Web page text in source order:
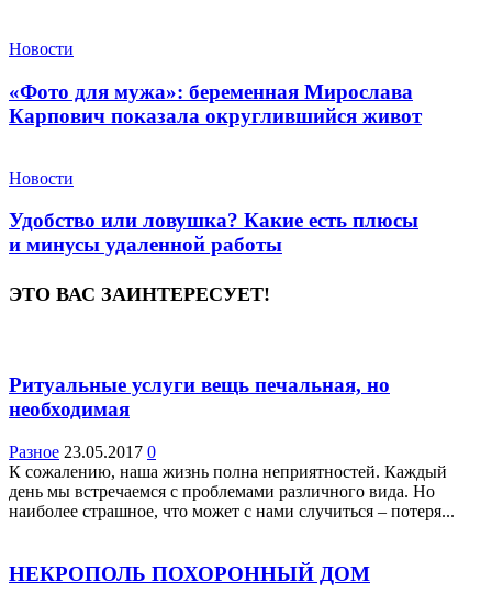
Новости
«Фото для мужа»: беременная Мирослава
Карпович показала округлившийся живот
Новости
Удобство или ловушка? Какие есть плюсы
и минусы удаленной работы
ЭТО ВАС ЗАИНТЕРЕСУЕТ!
Ритуальные услуги вещь печальная, но
необходимая
Разное 23.05.2017 0
К сожалению, наша жизнь полна неприятностей. Каждый
день мы встречаемся с проблемами различного вида. Но
наиболее страшное, что может с нами случиться – потеря...
НЕКРОПОЛЬ ПОХОРОННЫЙ ДОМ